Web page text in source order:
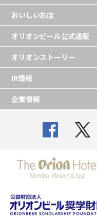
おいしいお店
オリオンビール公式通販
オリオンストーリー
IR情報
企業情報